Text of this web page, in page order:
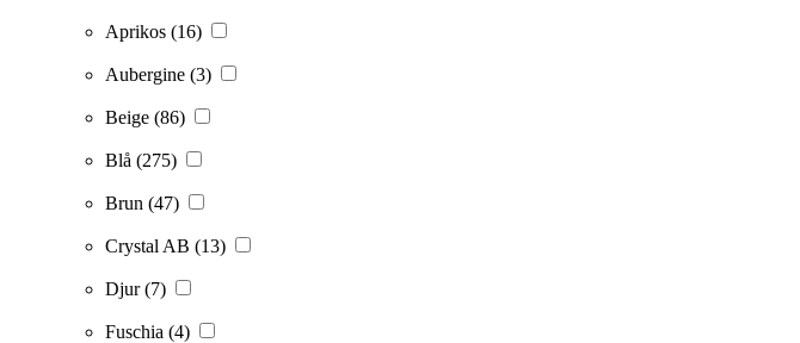
Aprikos (16)
Aubergine (3)
Beige (86)
Blå (275)
Brun (47)
Crystal AB (13)
Djur(7)
Fuschia (4)